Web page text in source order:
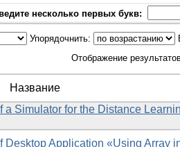
несколько первых букв:
Упорядочнить:
Отображение
Название
Simulator for the Distance
Application «Using Array